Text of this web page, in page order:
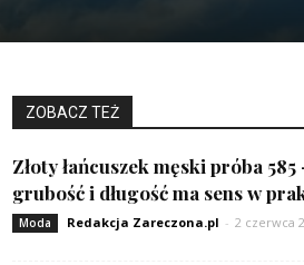
ZOBACZ TEŻ
Złoty łańcuszek męski próba 585
grubość i długość ma sens w
Moda Redakcja Zareczona.pl - 2 czerwca